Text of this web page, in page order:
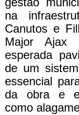
na
Canutos e
Major Ajax
esperada
de um
essencial
da obra e
como